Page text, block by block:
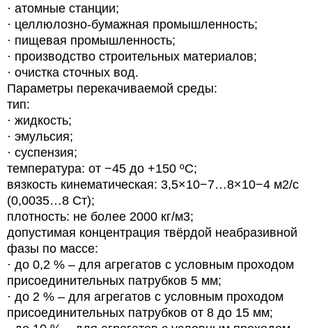
· атомные станции;
· целлюлозно-бумажная промышленность;
· пищевая промышленность;
· производство строительных материалов;
· очистка сточных вод.
Параметры перекачиваемой среды:
тип:
· жидкость;
· эмульсия;
· суспензия;
температура: от −45 до +150 ºС;
вязкость кинематическая: 3,5×10−7…8×10−4 м2/с
(0,0035…8 Ст);
плотность: не более 2000 кг/м3;
допустимая концентрация твёрдой неабразивной
фазы по массе:
· до 0,2 % – для агрегатов с условным проходом
присоединительных патрубков 5 мм;
· до 2 % – для агрегатов с условным проходом
присоединительных патрубков от 8 до 15 мм;